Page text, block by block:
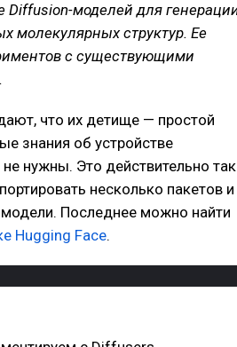
Diffusion-моделей для
молекулярных структур. Ее
с существующими
что их детище — простой
знания об устройстве
нужны. Это действительно
несколько пакетов и
Последнее можно найти
Hugging Face.